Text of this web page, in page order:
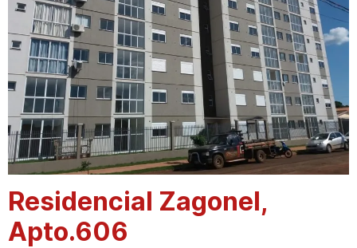
Residencial Zagonel,
Apto.606